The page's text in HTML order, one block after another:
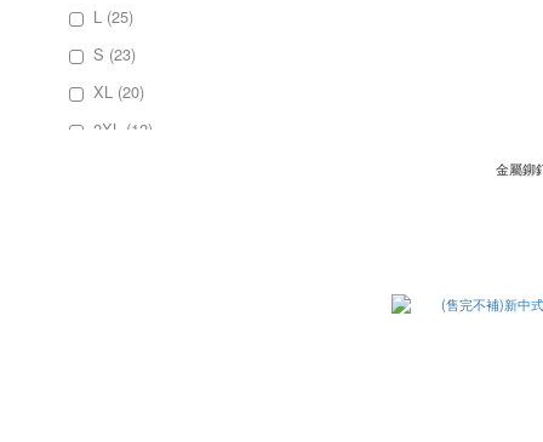
L (25)
S (23)
XL (20)
2XL (12)
金屬鉚